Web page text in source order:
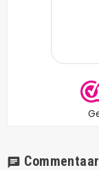
chat Commentaar